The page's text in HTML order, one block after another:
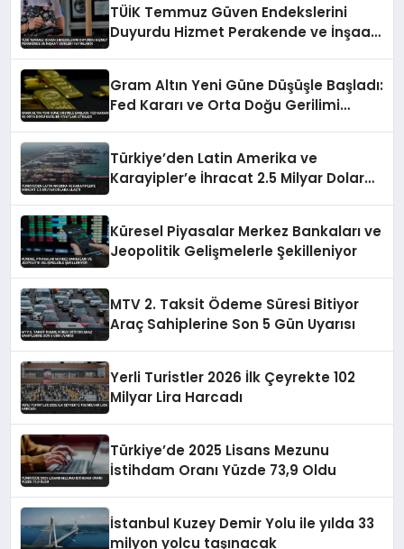
TÜİK Temmuz Güven Endekslerini
Duyurdu Hizmet Perakende ve İnşaat
Gram Altın Yeni Güne Düşüşle Başladı:
Fed Kararı ve Orta Doğu Gerilimi
Türkiye’den Latin Amerika ve
Karayipler’e İhracat 2.5 Milyar Dolara
Küresel Piyasalar Merkez Bankaları ve
Jeopolitik Gelişmelerle Şekilleniyor
MTV 2. Taksit Ödeme Süresi Bitiyor
Araç Sahiplerine Son 5 Gün Uyarısı
Yerli Turistler 2026 İlk Çeyrekte 102
Milyar Lira Harcadı
Türkiye’de 2025 Lisans Mezunu
İstihdam Oranı Yüzde 73,9 Oldu
İstanbul Kuzey Demir Yolu ile yılda 33
milyon yolcu taşınacak